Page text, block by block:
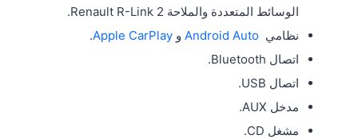
الوسائط المتعددة والملاحة Renault R-Link 2.
نظامي Android Auto و Apple CarPlay
.
اتصال Bluetooth.
اتصال USB.
مدخل AUX.
مشغل CD.